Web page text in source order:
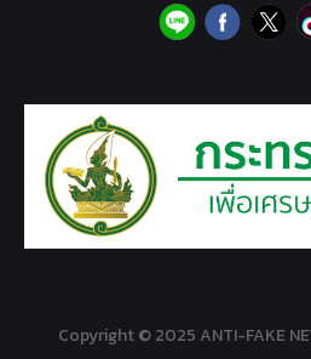
Copyright © 2025 ANTI-FAKE